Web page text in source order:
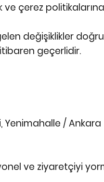
ve çerez
değişiklikler
geçerlidir.
Yenimahalle / Ankara
ve ziyaretçiyi